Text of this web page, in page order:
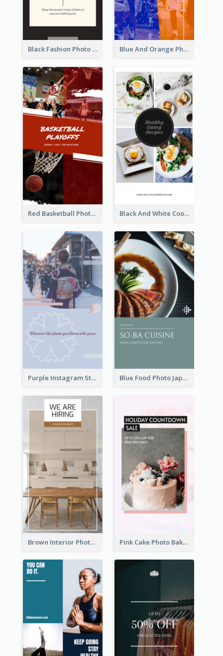
Black Fashion Photo Special Sale Instagram Story Blue And Orange Photo Basketball Match Instagram Story
Red Basketball Photo Basketball Playoffs Instagram Story Black And White Cooking Recipes Instagram Story
Purple Instagram Story Blue Food Photo Japan Cuisine Instagram Story
Brown Interior Photo Hiring Instagram Story Pink Cake Photo Bakery Instagram Story